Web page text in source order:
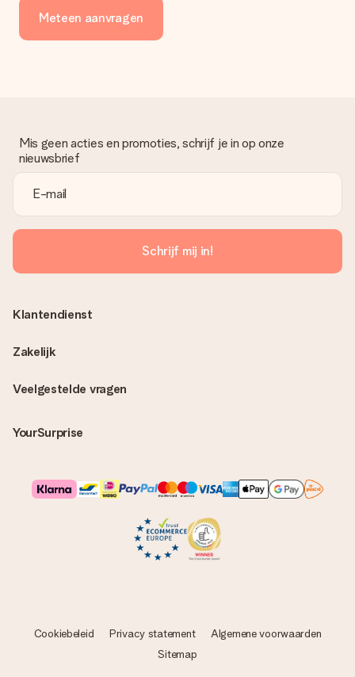
Meteen aanvragen
Mis geen acties en promoties, schrijf je in op onze
nieuwsbrief
Schrijf mij in!
Veelgestelde vragen
YourSurprise
Klantendienst
Zakelijk
Cookiebeleid Privacy statement
Algemene voorwaarden
Sitemap